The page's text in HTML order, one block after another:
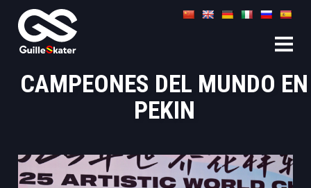
CAMPEONES DEL MUNDO EN
PEKIN